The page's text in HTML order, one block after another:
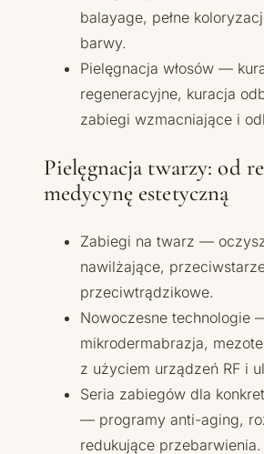
balayage, pełne
barwy.
Pielęgnacja włosów —
regeneracyjne, kuracja
zabiegi wzmacniające i
Pielęgnacja twarzy: od
medycynę estetyczną
Zabiegi na twarz —
nawilżające,
przeciwtrądzikowe.
Nowoczesne technologie
mikrodermabrazja,
z użyciem urządzeń RF i
Seria zabiegów dla
— programy anti-aging,
redukujące przebarwienia.